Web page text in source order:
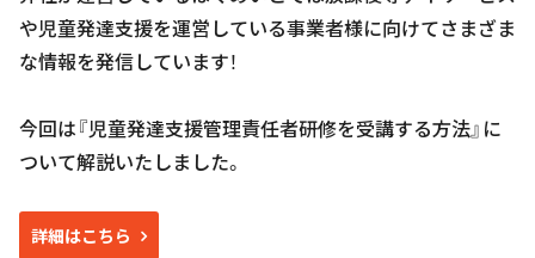
や児童発達支援を運営している事業者様に向けてさまざま
な情報を発信しています！
今回は『児童発達支援管理責任者研修を受講する方法』に
ついて解説いたしました。
詳細はこちら